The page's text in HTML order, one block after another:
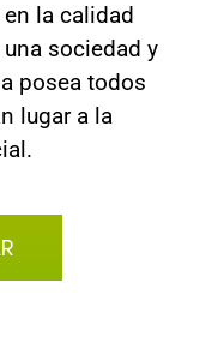
la calidad
sociedad y
posea todos
lugar a la